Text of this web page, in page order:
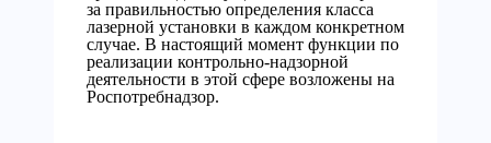
за правильностью определения класса
лазерной установки в каждом конкретном
случае. В настоящий момент функции по
реализации контрольно-надзорной
деятельности в этой сфере возложены на
Роспотребнадзор.